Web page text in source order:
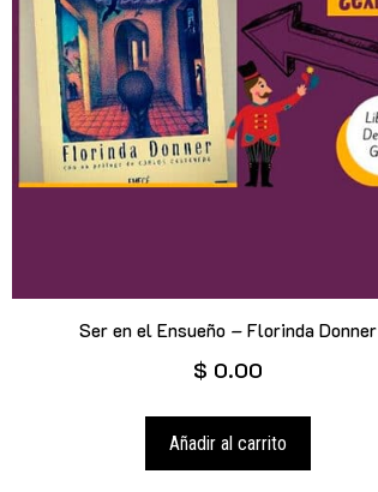
Ser en el Ensueño – Florinda Donner
$ 0.00
Añadir al carrito